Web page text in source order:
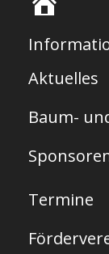
r
t
s
i
t
Aktuelles
Baum-
Termine